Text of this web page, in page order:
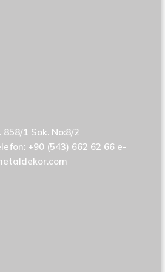
1 Sok. No:8/2
+90 (543) 662 62 66 e-